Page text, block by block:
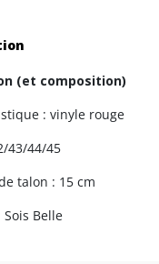
(et composition)
: vinyle rouge
43/44/45
talon : 15 cm
Belle